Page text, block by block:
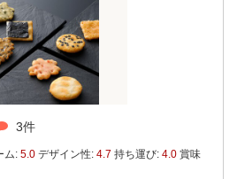
3件
ム: 5.0 デザイン性: 4.7 持ち運び: 4.0 賞味